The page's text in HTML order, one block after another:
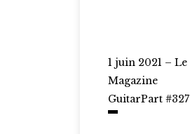
1 juin 2021 – Le
Magazine
GuitarPart #327